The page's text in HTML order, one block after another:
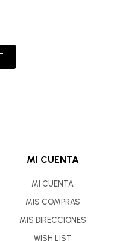
MI CUENTA
MI CUENTA
MIS COMPRAS
MIS DIRECCIONES
WISH LIST